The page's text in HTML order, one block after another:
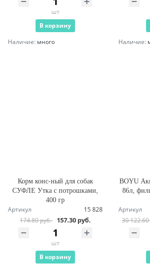
шт
В корзину
Наличие: много
Наличие:
Корм конс-ный для собак
СУФЛЕ Утка с потрошками,
400 гр
Артикул
15 828
174.80 руб. 157.30 руб.
шт
В корзину
BOYU
86л,
Артикул
30